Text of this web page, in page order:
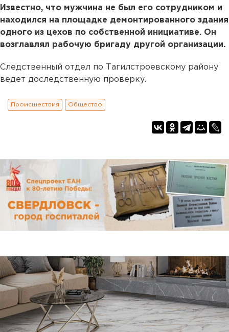
Известно, что мужчина не был его сотрудником и
находился на площадке демонтированного здания
одного из цехов по собственной инициативе. Он
возглавлял рабочую бригаду другой организации.
Cледственный отдел по Тагилстроевскому району
ведет доследственную проверку.
Происшествия Общество